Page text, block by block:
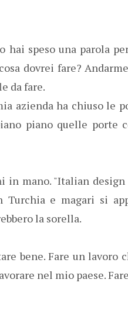
speso una parola
dovrei fare?
da fare.
azienda ha chiuso le
piano quelle porte
mano. "Italian design
e magari si
la sorella.
bene. Fare un lavoro
nel mio paese.